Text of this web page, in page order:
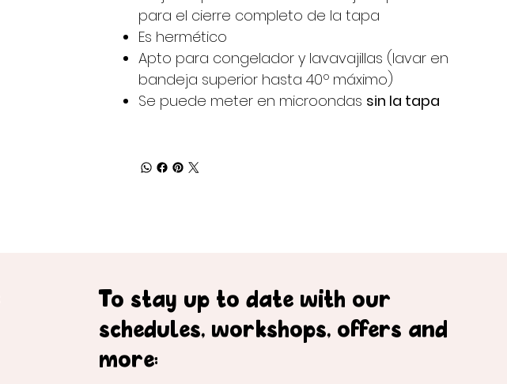
para el cierre completo de la tapa
Es hermético
Apto para congelador y lavavajillas (lavar en
bandeja superior hasta 40º máximo)
Se puede meter en microondas sin la tapa
To stay up to date with our
schedules, workshops, offers and
more: